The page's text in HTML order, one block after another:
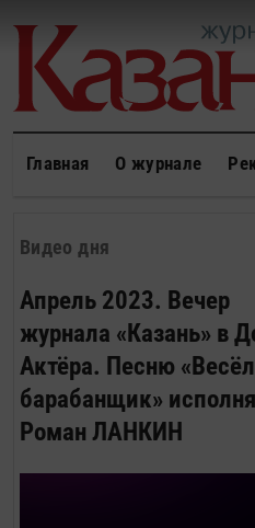
Главная О журнале
Видео дня
Апрель 2023. Вечер
журнала «Казань» в
Актёра. Песню
барабанщик»
Роман ЛАНКИН